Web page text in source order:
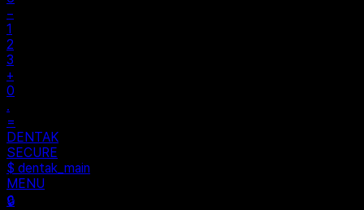
−
1
2
3
+
0
.
=
DENTAK
SECURE
$ dentak_main
MENU
🔒